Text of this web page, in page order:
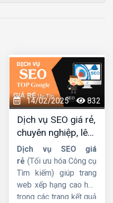
14/02/2025 832
Dịch vụ SEO giá rẻ,
chuyên nghiệp, lên
TOP Google bền
vững
Dịch vụ SEO giá
rẻ (Tối ưu hóa Công cụ
Tìm kiếm) giúp trang
web xếp hạng cao hơn
trong các trang kết quả